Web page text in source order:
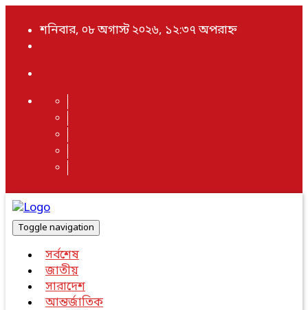
শনিবার, ০৮ অগাস্ট ২০২৬, ১২:৩৭ অপরাহ্ন
Toggle navigation
সর্বশেষ
জাতীয়
সারাদেশ
আন্তর্জাতিক